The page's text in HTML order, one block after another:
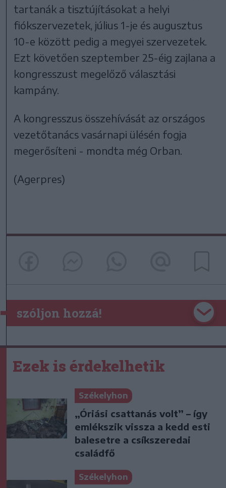
tartanák a tisztújításokat a helyi
fiókszervezetek, július 1-je és augusztus
10-e között pedig a megyei szervezetek.
Ezt követően szeptember 25-éig zajlana a
kongresszust megelőző választási
kampány.
A kongresszus összehívását az országos
vezetőtanács vasárnapi ülésén fogja
megerősíteni - mondta még Orban.
(Agerpres)
szóljon hozzá!
Ezek is érdekelhetik
Székelyhon
„Óriási csattanás volt” – így
emlékszik vissza a kedd esti
balesetre a csíkszeredai
családfő
Székelyhon